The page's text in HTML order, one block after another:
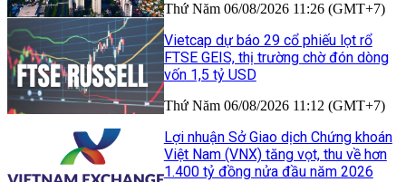
Thứ Năm 06/08/2026 11:26 (GMT+7)
Vietcap dự báo 29 cổ phiếu lọt rổ
FTSE GEIS, thị trường chờ đón dòng
vốn 1,5 tỷ USD
Thứ Năm 06/08/2026 11:12 (GMT+7)
Lợi nhuận Sở Giao dịch Chứng khoán
Việt Nam (VNX) tăng vọt, thu về hơn
1.400 tỷ đồng nửa đầu năm 2026